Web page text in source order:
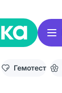
Гемотест